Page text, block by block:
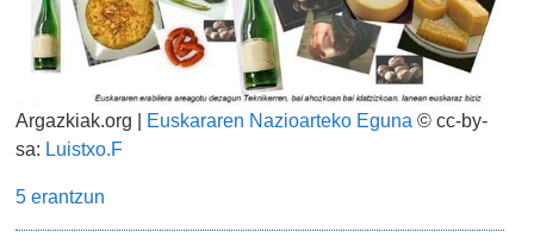
Argazkiak.org | Euskararen Nazioarteko Eguna © cc-by-
sa: Luistxo.F
5 erantzun